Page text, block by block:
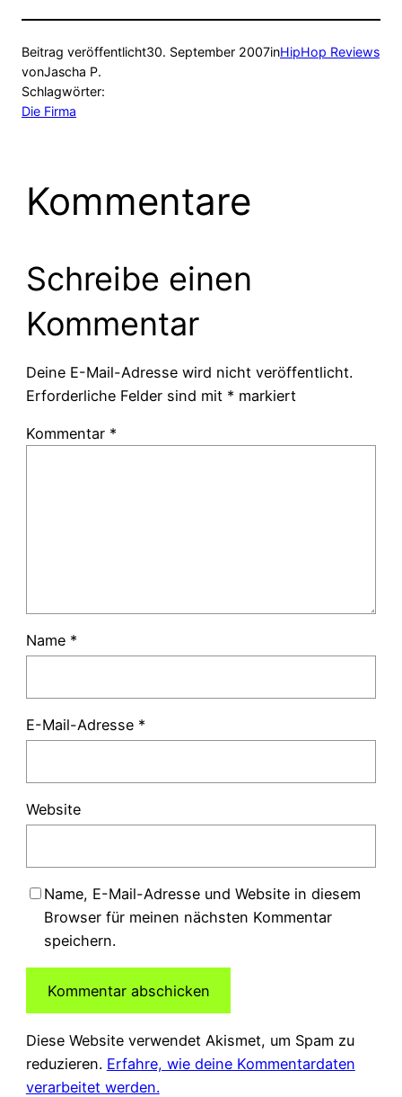
Beitrag veröffentlicht30. September 2007inHipHop Reviews
vonJascha P.
Schlagwörter:
Die Firma
Kommentare
Schreibe einen
Kommentar
Deine E-Mail-Adresse wird nicht veröffentlicht.
Erforderliche Felder sind mit * markiert
Kommentar *
Name *
E-Mail-Adresse *
Website
Name, E-Mail-Adresse und Website in diesem
Browser für meinen nächsten Kommentar
speichern.
Diese Website verwendet Akismet, um Spam zu
reduzieren. Erfahre, wie deine Kommentardaten
verarbeitet werden.